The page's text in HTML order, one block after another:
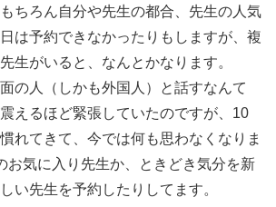
ちろん自分や先生の都合、先生の人気
は予約できなかったりもしますが、複
生がいると、なんとかなります。
の人（しかも外国人）と話すなんて
えるほど緊張していたのですが、10
れてきて、今では何も思わなくなりま
お気に入り先生か、ときどき気分を新
い先生を予約したりしてます。